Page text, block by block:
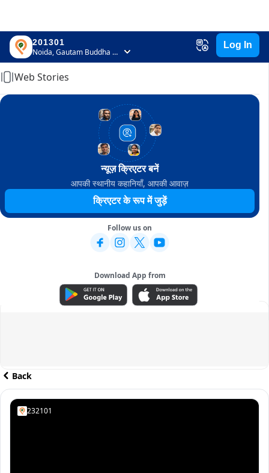
201301
Noida, Gautam Buddha Nagar, Uttar Pradesh
Log In
Home
Web Stories
न्यूज़ क्रिएटर बनें
आपकी स्थानीय कहानियाँ, आपकी आवाज़
क्रिएटर के रूप में जुड़ें
Follow us on
Download App from
ADVERTISEMENT
Back
232101